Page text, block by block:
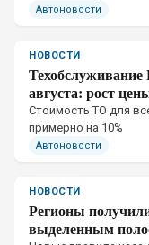
Автоновости
НОВОСТИ
августа: рост
Стоимость ТО для
примерно на 10%
Автоновости
НОВОСТИ
Регионы
выделенным